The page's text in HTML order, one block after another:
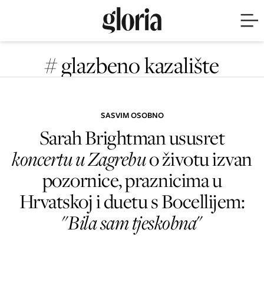
# glazbeno kazalište
SASVIM OSOBNO
Sarah Brightman ususret
koncertu u Zagrebuo životu izvan
pozornice, praznicima u
Hrvatskoj i duetu s Bocellijem:
"Bila sam tjeskobna"